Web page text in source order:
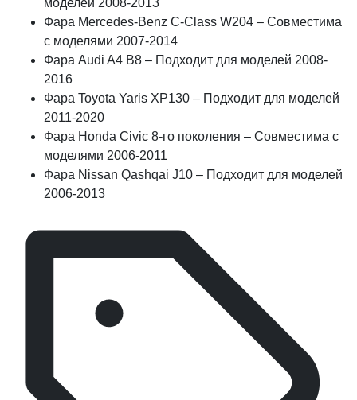
Фара Mercedes-Benz C-Class W204 – Совместима
с моделями 2007-2014
Фара Audi A4 B8 – Подходит для моделей 2008-
2016
Фара Toyota Yaris XP130 – Подходит для моделей
2011-2020
Фара Honda Civic 8-го поколения – Совместима с
моделями 2006-2011
Фара Nissan Qashqai J10 – Подходит для моделей
2006-2013